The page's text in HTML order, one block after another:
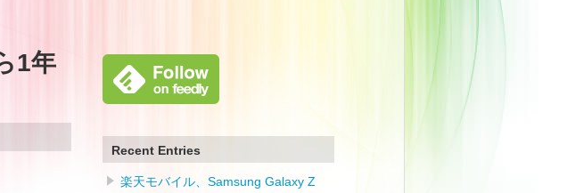
1年
Recent Entries
楽天モバイル、Samsung Galaxy Z